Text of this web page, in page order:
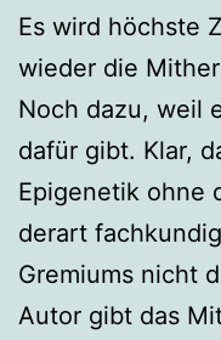
Es wird höchste
wieder die
Noch dazu, weil
dafür gibt. Klar,
Epigenetik ohne
derart
Gremiums nicht
Autor gibt das